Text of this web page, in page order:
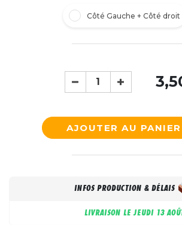
Côté Gauche + Côté droit
AJOUTER AU
INFOS PRODUCTION & DÉLAIS
LIVRAISON LEJEUDI 13